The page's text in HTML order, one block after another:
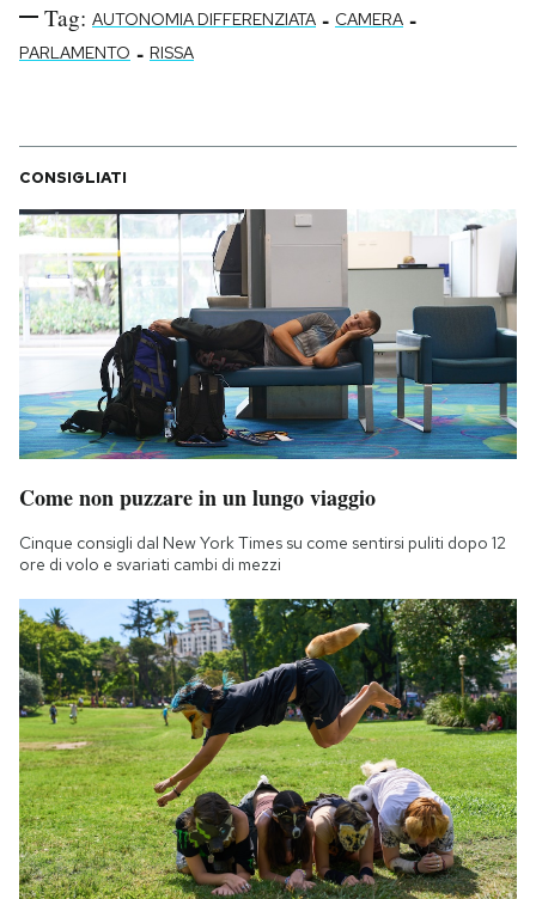
Tag: AUTONOMIA DIFFERENZIATA - CAMERA -
PARLAMENTO - RISSA
CONSIGLIATI
Come non puzzare in un lungo viaggio
Cinque consigli dal New York Times su come sentirsi puliti dopo 12
ore di volo e svariati cambi di mezzi